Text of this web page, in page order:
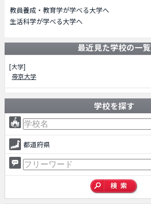
教員養成・教育学が学べる大学へ
生活科学が学べる大学へ
最近見た学校の一覧
[大学]
帝京大学
学校を探す
都道府県